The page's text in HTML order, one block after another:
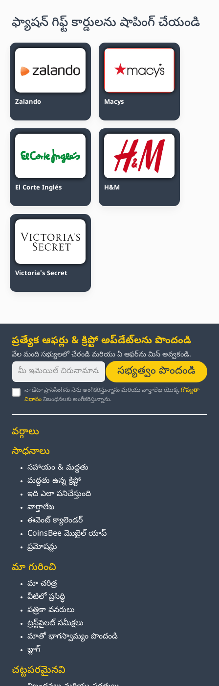
ఫ్యాషన్ గిఫ్ట్ కార్డులను షాపింగ్ చేయండి
Zalando Macys
El Corte Inglés H&M
Victoria's Secret
ప్రత్యేక ఆఫర్లు & క్రిప్టో అప్‌డేట్‌లను పొందండి
వేల మంది సభ్యులలో చేరండి మరియు ఏ ఆఫర్‌ను మిస్ అవ్వకండి.
సభ్యత్వం పొందండి
నా డేటా ప్రాసెసింగ్‌ను నేను అంగీకరిస్తున్నాను మరియు వార్తాలేఖ యొక్కగోప్యతా
విధానంనిబంధనలకు అంగీకరిస్తున్నాను.
వర్గాలు
సాధనాలు
సహాయం & మద్దతు
మద్దతు ఉన్న క్రిప్టో
ఇది ఎలా పనిచేస్తుంది
వార్తాలేఖ
ఈవెంట్ క్యాలెండర్
CoinsBee మొబైల్ యాప్
ప్రమోషన్లు
మా గురించి
మా చరిత్ర
వీటిలో ప్రసిద్ధి
పత్రికా వనరులు
ట్రస్ట్‌పైలట్ సమీక్షలు
మాతో భాగస్వామ్యం పొందండి
బ్లాగ్
చట్టపరమైనవి